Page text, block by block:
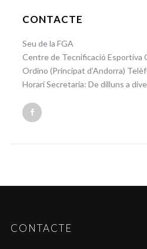
CONTACTE
Seu de la FGA
Centre de Tecnificació Esportiva
Ordino (Principat d’Andorra)
Horari Secretaria: De dilluns a
CONTACTE